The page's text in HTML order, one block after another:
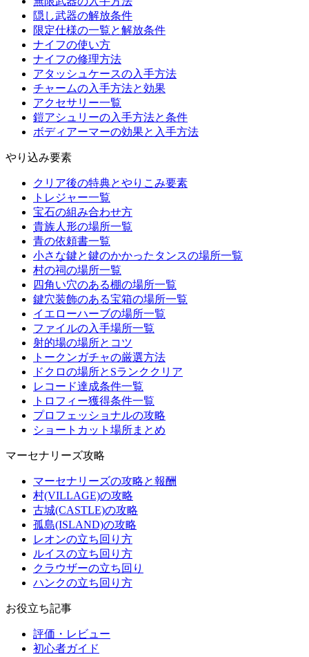
隠し武器の解放条件
限定仕様の一覧と解放条件
ナイフの使い方
ナイフの修理方法
アタッシュケースの入手方法
チャームの入手方法と効果
アクセサリー一覧
鎧アシュリーの入手方法と条件
ボディアーマーの効果と入手方法
やり込み要素
クリア後の特典とやりこみ要素
トレジャー一覧
宝石の組み合わせ方
貴族人形の場所一覧
青の依頼書一覧
小さな鍵と鍵のかかったタンスの場所一覧
村の祠の場所一覧
四角い穴のある棚の場所一覧
鍵穴装飾のある宝箱の場所一覧
イエローハーブの場所一覧
ファイルの入手場所一覧
射的場の場所とコツ
トークンガチャの厳選方法
ドクロの場所とSランククリア
レコード達成条件一覧
トロフィー獲得条件一覧
プロフェッショナルの攻略
ショートカット場所まとめ
マーセナリーズ攻略
マーセナリーズの攻略と報酬
村(VILLAGE)の攻略
古城(CASTLE)の攻略
孤島(ISLAND)の攻略
レオンの立ち回り方
ルイスの立ち回り方
クラウザーの立ち回り
ハンクの立ち回り方
お役立ち記事
評価・レビュー
初心者ガイド